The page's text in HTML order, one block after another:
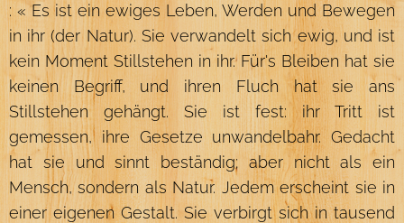
: « Es ist ein ewiges Leben, Werden und Bewegen
in ihr (der Natur). Sie verwandelt sich ewig, und ist
kein Moment Stillstehen in ihr. Für's Bleiben hat sie
keinen Begriff, und ihren Fluch hat sie ans
Stillstehen gehängt. Sie ist fest: ihr Tritt ist
gemessen, ihre Gesetze unwandelbahr. Gedacht
hat sie und sinnt beständig; aber nicht als ein
Mensch, sondern als Natur. Jedem erscheint sie in
einer eigenen Gestalt. Sie verbirgt sich in tausend